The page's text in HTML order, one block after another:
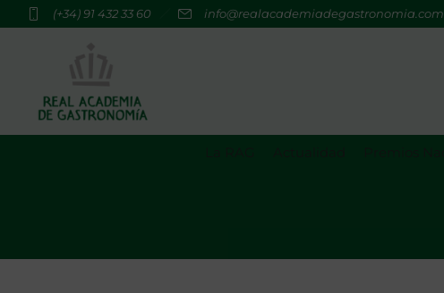
(+34) 91 432 33 60 info@realacademiadegastronomia.com